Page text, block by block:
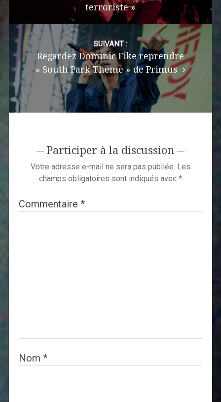
terroriste »
SUIVANT :
Regardez Dominic Fike reprendre
« South Park Theme » de Primus
Participer à la discussion
Votre adresse e-mail ne sera pas publiée. Les
champs obligatoires sont indiqués avec *
Commentaire *
Nom *